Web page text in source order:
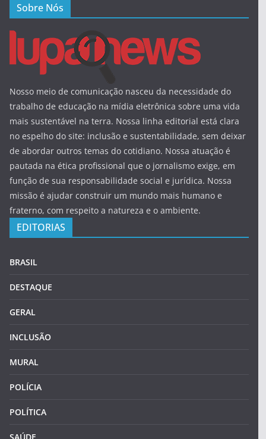
Sobre Nós
Nosso meio de comunicação nasceu da necessidade do
trabalho de educação na mídia eletrônica sobre uma vida
mais sustentável na terra. Nossa linha editorial está clara
no espelho do site: inclusão e sustentabilidade, sem deixar
de abordar outros temas do cotidiano. Nossa atuação é
pautada na ética profissional que o jornalismo exige, em
função de sua responsabilidade social e jurídica. Nossa
missão é ajudar construir um mundo mais humano e
fraterno, com respeito a natureza e o ambiente.
EDITORIAS
BRASIL
DESTAQUE
GERAL
INCLUSÃO
MURAL
POLÍCIA
POLÍTICA